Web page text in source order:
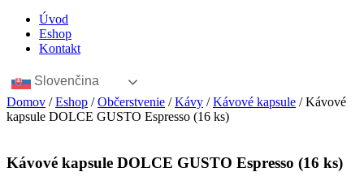
Úvod
Eshop
Kontakt
Slovenčina
Domov /Eshop /Občerstvenie /Kávy /Kávové kapsule / Kávové
kapsule DOLCE GUSTO Espresso (16 ks)
Kávové kapsule DOLCE GUSTO Espresso (16 ks)